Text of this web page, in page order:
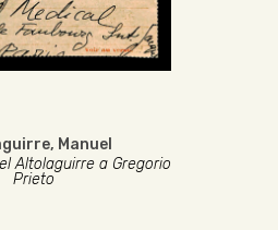
Manuel
Altolaguirre a Gregorio
Prieto